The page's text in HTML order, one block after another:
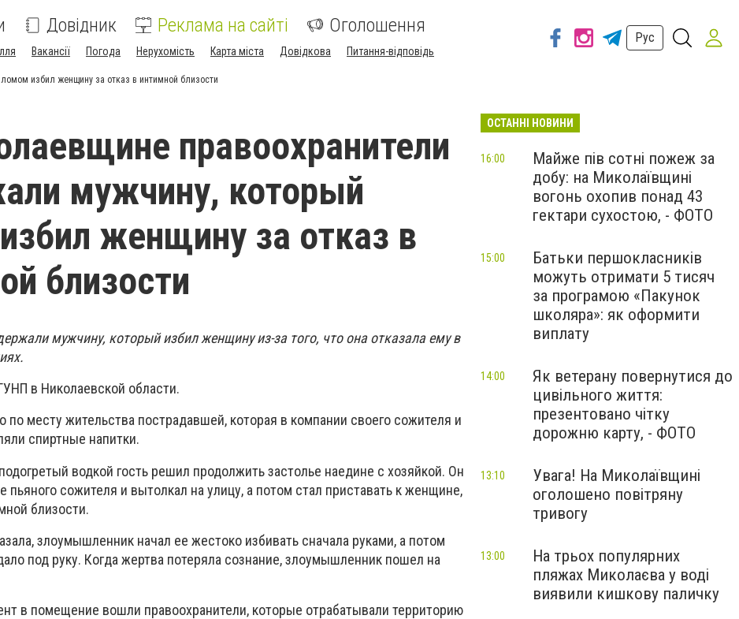
Довідник Реклама на сайті Оголошення
Вакансії Погода Нерухомість Карта міста Довідкова Питання-відповідь
Рус
избил женщину за отказ в интимной близости
правоохранители
мужчину, который
женщину за отказ в
близости
мужчину, который избил женщину из-за того, что она отказала ему в
в Николаевской области.
месту жительства пострадавшей, которая в компании своего сожителя и
спиртные напитки.
водкой гость решил продолжить застолье наедине с хозяйкой. Он
пьяного сожителя и вытолкал на улицу, а потом стал приставать к женщине,
близости.
злоумышленник начал ее жестоко избивать сначала руками, а потом
под руку. Когда жертва потеряла сознание, злоумышленник пошел на
в помещение вошли правоохранители, которые отрабатывали территорию
ОСТАННІ НОВИНИ
Майже пів сотні пожеж за
добу: на Миколаївщині
вогонь охопив понад 43
гектари сухостою, - ФОТО
16:00
Батьки першокласників
можуть отримати 5 тисяч
за програмою «Пакунок
школяра»: як оформити
виплату
15:00
Як ветерану повернутися до
цивільного життя:
презентовано чітку
дорожню карту, - ФОТО
14:00
Увага! На Миколаївщині
оголошено повітряну
тривогу
13:10
На трьох популярних
пляжах Миколаєва у воді
виявили кишкову паличку
13:00